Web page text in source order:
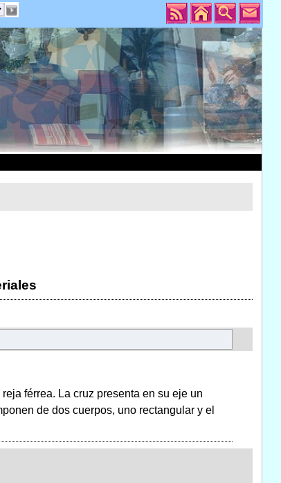
férrea. La cruz presenta en su eje un
de dos cuerpos, uno rectangular y el